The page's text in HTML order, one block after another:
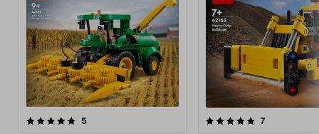
5recensioner
5.0av 5 stjärnor 7recensioner
4.5av 5 stjärnor